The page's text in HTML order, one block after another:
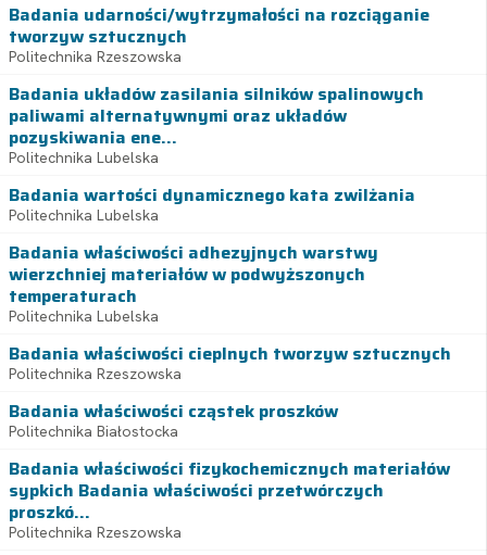
Badania udarności/wytrzymałości na rozciąganie
tworzyw sztucznych
Politechnika Rzeszowska
Badania układów zasilania silników spalinowych
paliwami alternatywnymi oraz układów
pozyskiwania ene...
Politechnika Lubelska
Badania wartości dynamicznego kata zwilżania
Politechnika Lubelska
Badania właściwości adhezyjnych warstwy
wierzchniej materiałów w podwyższonych
temperaturach
Politechnika Lubelska
Badania właściwości cieplnych tworzyw sztucznych
Politechnika Rzeszowska
Badania właściwości cząstek proszków
Politechnika Białostocka
Badania właściwości fizykochemicznych materiałów
sypkich Badania właściwości przetwórczych
proszkó...
Politechnika Rzeszowska